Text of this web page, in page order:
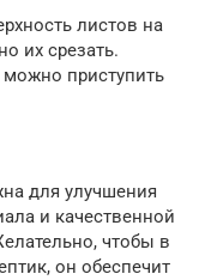
листов на
их срезать.
можно приступить
для улучшения
и качественной
чтобы в
он обеспечит